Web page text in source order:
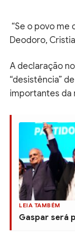
“Se o povo
Deodoro,
A declaração
“desistência”
importantes da
LEIA TAMBÉM
Gaspar será